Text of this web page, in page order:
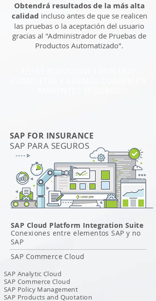
Obtendrá resultados de la más alta
calidad incluso antes de que se realicen
las pruebas o la aceptación del usuario
gracias al "Administrador de Pruebas de
Productos Automatizado".
SAP FOR INSURANCE
SAP PARA SEGUROS
SAP Cloud Platform Integration Suite
Conexiones entre elementos SAP y no
SAP
SAP Commerce Cloud
SAP Analytic Cloud
SAP Commerce Cloud
SAP Policy Management
SAP Products and Quotation